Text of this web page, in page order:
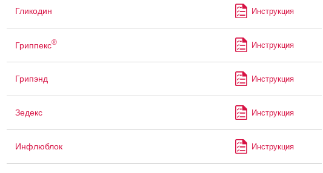
Гликодин Инструкция
Гриппекс® Инструкция
Грипэнд Инструкция
Зедекс Инструкция
Инфлюблок Инструкция